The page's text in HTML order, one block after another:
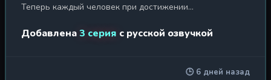
Теперь каждый человек при достижении
целитель... Но Линь Моюй, юноша, перенесённый в этот
с трудом сдерживает натиск демонов и драконов,
Добавлена3 серия с русской озвучкой
🕒 6 дней назад